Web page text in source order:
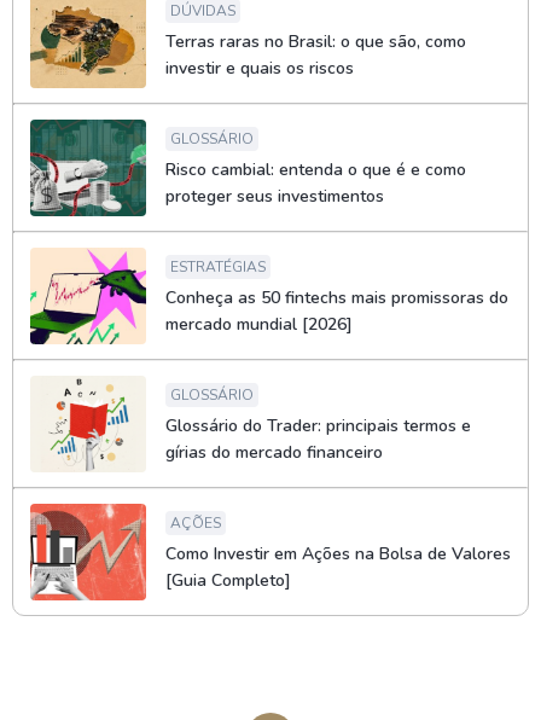
DÚVIDAS
Terras raras no Brasil: o que são, como
investir e quais os riscos
GLOSSÁRIO
Risco cambial: entenda o que é e como
proteger seus investimentos
ESTRATÉGIAS
Conheça as 50 fintechs mais promissoras do
mercado mundial [2026]
GLOSSÁRIO
Glossário do Trader: principais termos e
gírias do mercado financeiro
AÇÕES
Como Investir em Ações na Bolsa de Valores
[Guia Completo]